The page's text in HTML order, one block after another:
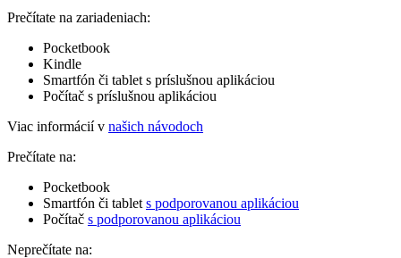
Prečítate na zariadeniach:
Pocketbook
Kindle
Smartfón či tablet s príslušnou aplikáciou
Počítač s príslušnou aplikáciou
Viac informácií v našich návodoch
Prečítate na:
Pocketbook
Smartfón či tablet s podporovanou aplikáciou
Počítač s podporovanou aplikáciou
Neprečítate na: